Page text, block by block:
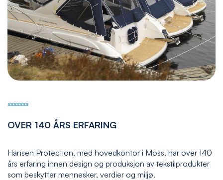
OVER 140 ÅRS ERFARING
Hansen Protection, med hovedkontor i Moss, har over 140
års erfaring innen design og produksjon av tekstilprodukter
som beskytter mennesker, verdier og miljø.